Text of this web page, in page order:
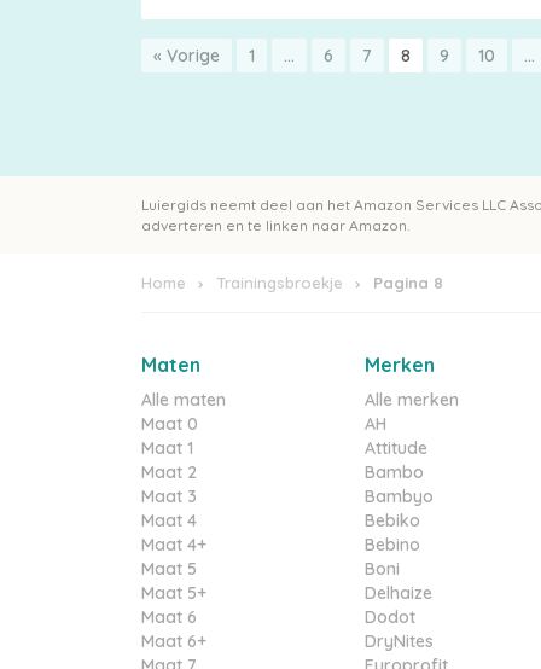
« Vorige 1 … 6 7 8 9 10 …
Luiergids neemt deel aan het Amazon Services LLC
adverteren en te linken naar Amazon.
Home Trainingsbroekje Pagina 8
Maten
Alle maten
Maat 0
Maat 1
Maat 2
Maat 3
Maat 4
Maat 4+
Maat 5
Maat 5+
Maat 6
Maat 6+
Merken
Alle merken
AH
Attitude
Bambo
Bambyo
Bebiko
Bebino
Boni
Delhaize
Dodot
DryNites